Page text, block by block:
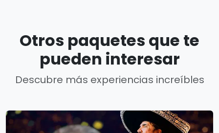
Otros paquetes que te
pueden interesar
Descubre más experiencias increíbles